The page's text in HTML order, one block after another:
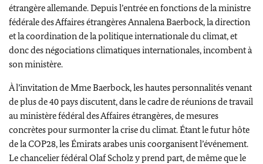
étrangère allemande. Depuis l’entrée en fonctions de la ministre
fédérale des Affaires étrangèresAnnalena Baerbock, la direction
et la coordination de la politique internationale du climat, et
donc des négociations climatiques internationales, incombent à
son ministère.
À l’invitation de MmeBaerbock, les hautes personnalités venant
de plus de 40 pays discutent, dans le cadre de réunions de travail
au ministère fédéral des Affaires étrangères, de mesures
concrètes pour surmonter la crise du climat. Étant le futur hôte
de la COP28, les Émirats arabes unis coorganisent l’événement.
Le chancelier fédéralOlaf Scholzy prend part, de même que le